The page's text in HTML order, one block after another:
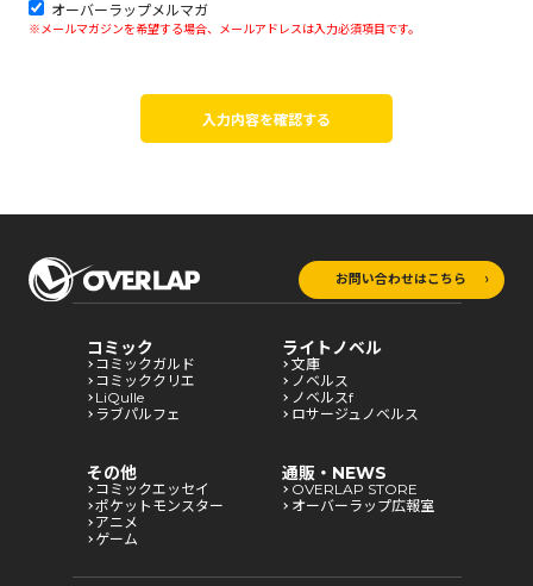
オーバーラップメルマガ
※メールマガジンを希望する場合、メールアドレスは入力必須項目です。
入力内容を確認する
お問い合わせはこちら
コミック
コミックガルド
コミッククリエ
LiQulle
ラブパルフェ
ライトノベル
文庫
ノベルス
ノベルスf
ロサージュノベルス
その他
コミックエッセイ
ポケットモンスター
アニメ
ゲーム
通販・NEWS
OVERLAP STORE
オーバーラップ広報室